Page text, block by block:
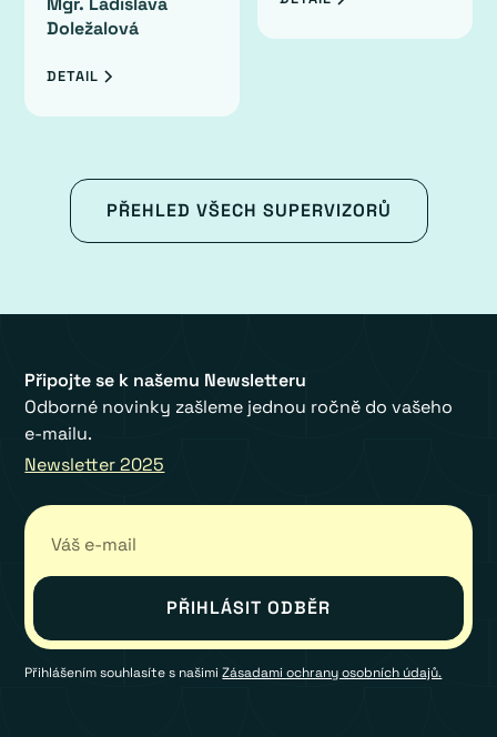
Doležalová
DETAIL
PŘEHLED VŠECH SUPERVIZORŮ
Připojte se k našemu Newsletteru
Odborné novinky zašleme jednou ročně do vašeho
e-mailu.
Newsletter 2025
Přihlášením souhlasíte s našimiZásadami ochrany osobních údajů.